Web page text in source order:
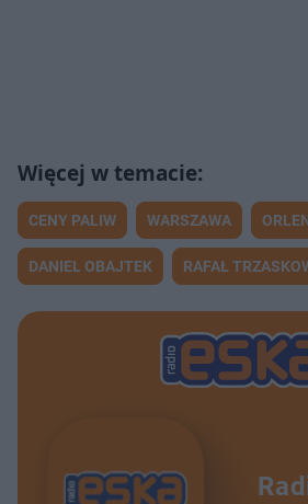
CENY PALIW WARSZAWA
DANIEL OBAJTEK RAFAŁ